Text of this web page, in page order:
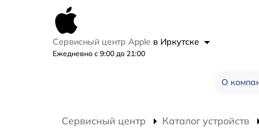
Сервисный центр Apple в Иркутске
Ежедневно с 9:00 до 21:00
О
Сервисный центр Каталог устройств